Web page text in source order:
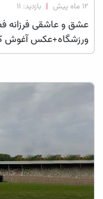
۱۲ ماه پیش | بازدید: 11
عشق و عاشقی فرزانه
ورزشگاه+عکس آغوش